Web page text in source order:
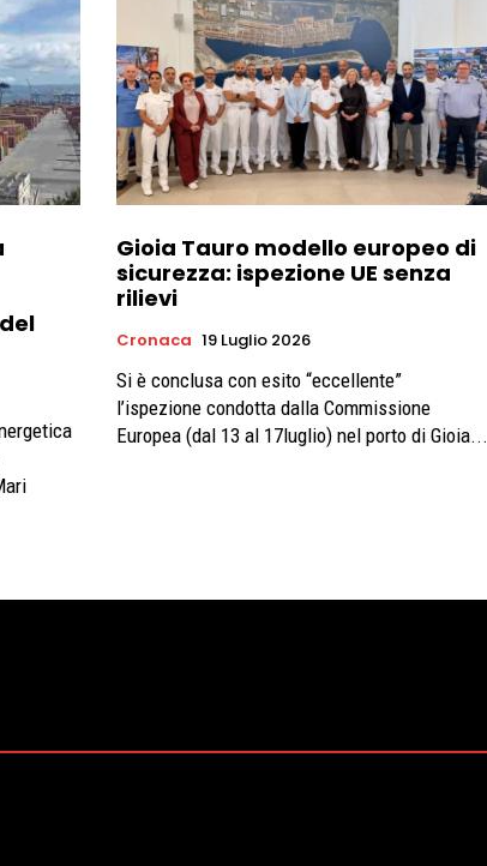
Gioia Tauro modello europeo di
sicurezza: ispezione UE senza
rilievi
Cronaca 19 Luglio 2026
Si è conclusa con esito “eccellente”
l’ispezione condotta dalla Commissione
Europea (dal 13 al 17luglio) nel porto di Gioia...